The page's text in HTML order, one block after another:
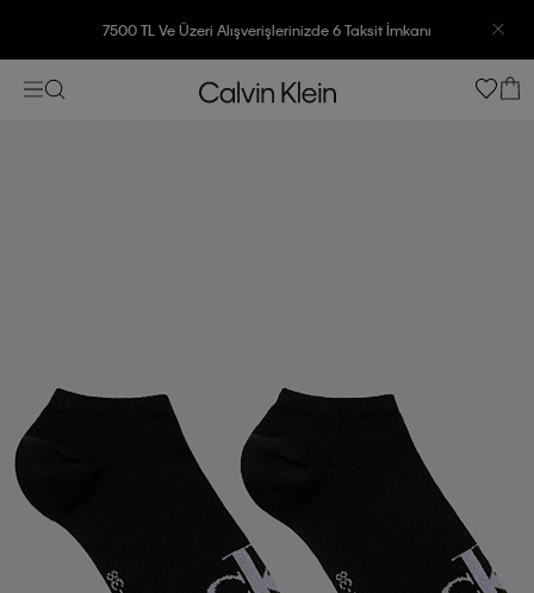
7500 TL Ve Üzeri Alışverişlerinizde 6 Taksit İmkanı